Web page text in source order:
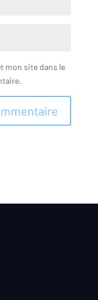
mon site dans le